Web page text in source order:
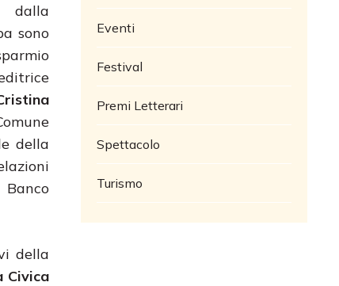
dalla
sono
della
Banco
della
Civica
Eventi
Festival
Premi Letterari
Spettacolo
Turismo